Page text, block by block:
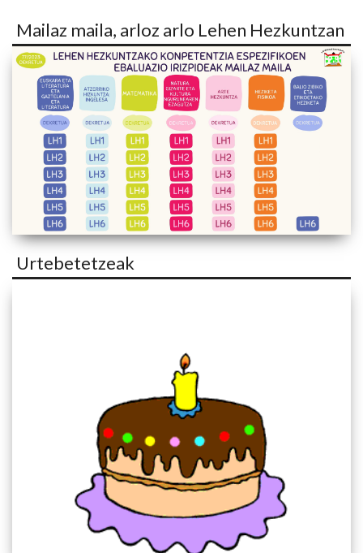
Mailaz maila, arloz arlo Lehen Hezkuntzan
Urtebetetzeak